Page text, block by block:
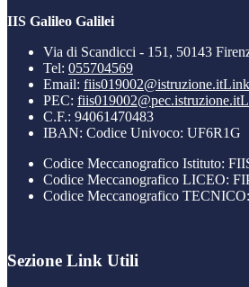
IIS Galileo Galilei
Via di Scandicci - 151, 50143
Tel: 055704569
Email: fiis019002@istruzione.it
PEC: fiis019002@pec.istruzione.it
C.F.: 94061470483
IBAN: Codice Univoco: UF6R1G
Codice Meccanografico Istituto:
Codice Meccanografico LICEO:
Codice Meccanografico
Sezione Link Utili